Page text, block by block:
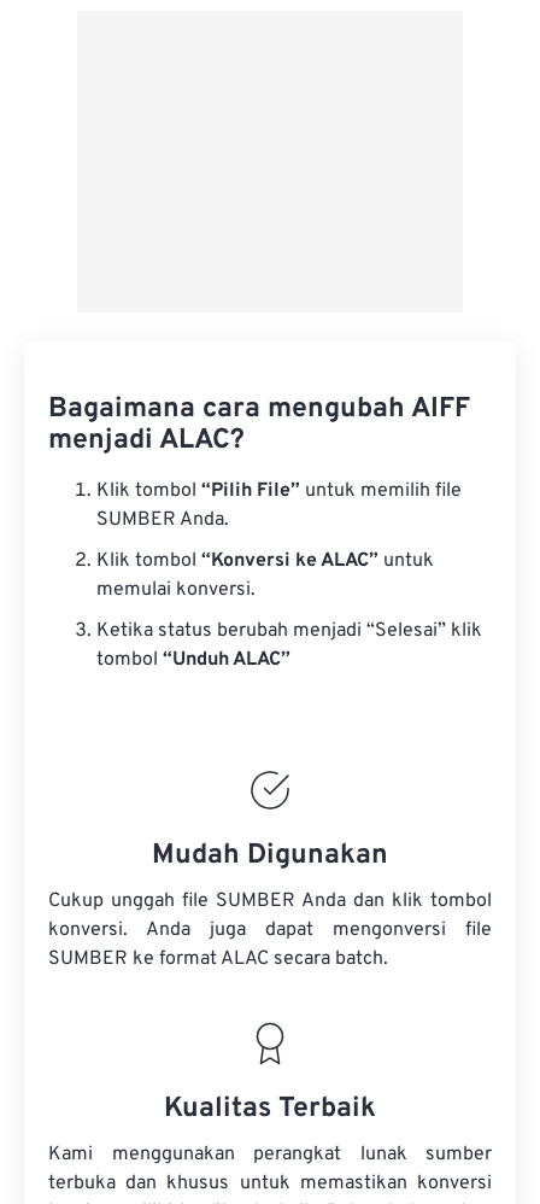
Bagaimana cara mengubah AIFF
menjadi ALAC?
Klik tombol “Pilih File” untuk memilih file
SUMBER Anda.
Klik tombol “Konversi ke ALAC” untuk
memulai konversi.
Ketika status berubah menjadi “Selesai” klik
tombol “Unduh ALAC”
Mudah Digunakan
Cukup unggah file SUMBER Anda dan klik tombol
konversi. Anda juga dapat mengonversi file
SUMBER ke format ALAC secara batch.
Kualitas Terbaik
Kami menggunakan perangkat lunak sumber
terbuka dan khusus untuk memastikan konversi